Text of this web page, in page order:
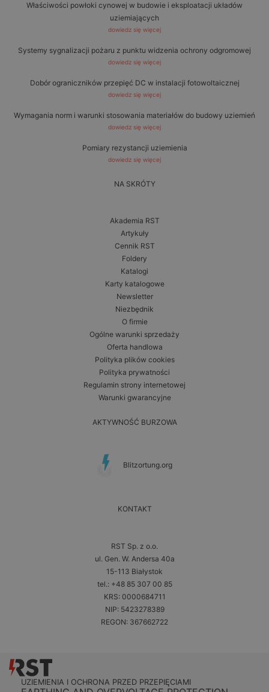
Właściwości powłoki cynowej w budowie i eksploatacji układów
uziemiających
dowiedz się więcej
Systemy sygnalizacji pożaru z punktu widzenia ochrony odgromowej
dowiedz się więcej
Dobór ograniczników przepięć DC w instalacji fotowoltaicznej
dowiedz się więcej
Wymagania norm i warunki stosowania materiałów do budowy uziemień
dowiedz się więcej
Pomiary rezystancji uziemienia
dowiedz się więcej
NA SKRÓTY
Akademia RST
Artykuły
Cennik RST
Foldery
Katalogi
Karty katalogowe
Newsletter
Niezbędnik
O firmie
Ogólne warunki sprzedaży
Oferta handlowa
Polityka plików cookies
Polityka prywatności
Regulamin strony internetowej
Warunki gwarancyjne
AKTYWNOŚĆ BURZOWA
Blitzortung.org
KONTAKT
RST Sp. z o.o.
ul. Gen. W. Andersa 40a
15-113 Białystok
tel.: +48 85 307 00 85
KRS: 0000684711
NIP: 5423278389
REGON: 367662722
UZIEMIENIA I OCHRONA PRZED PRZEPIĘCIAMI